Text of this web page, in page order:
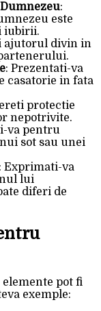
:
este
iubirii.
ajutorul divin in
: Prezentati-va
casatorie in fata
protectie
nepotrivite.
va pentru
sot sau unei
Exprimati-va
lui
diferi de
pot fi
exemple: